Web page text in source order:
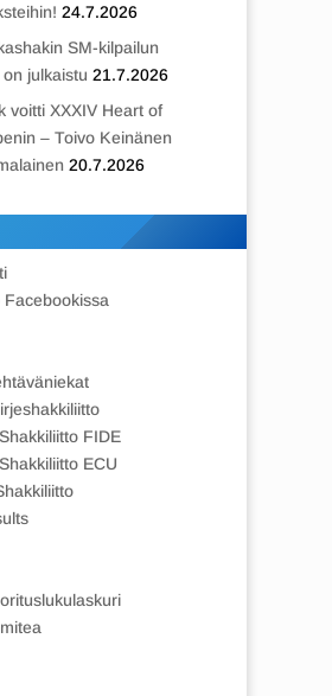
24.7.2026
SM-kilpailun
julkaistu 21.7.2026
voitti XXXIV Heart of
– Toivo Keinänen
20.7.2026
Facebookissa
FIDE
ECU